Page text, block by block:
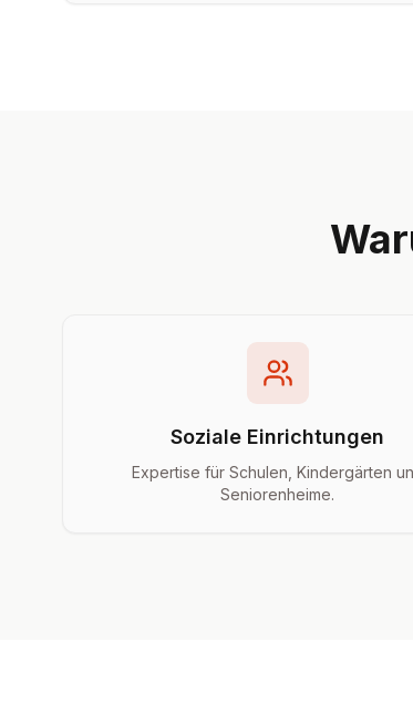
Soziale Einrichtungen
Expertise für Schulen, Kindergärten
Seniorenheime.